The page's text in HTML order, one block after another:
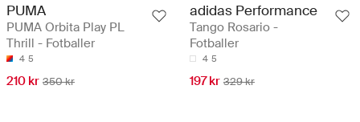
PUMA
PUMA Orbita Play PL
Thrill - Fotballer
4 5
210 kr 350 kr
adidas Performance
Tango Rosario -
Fotballer
4 5
197 kr 329 kr